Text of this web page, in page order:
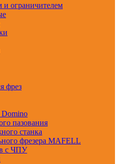
и ограничителем
фрез
Domino
пазования
станка
фрезера MAFELL
с ЧПУ